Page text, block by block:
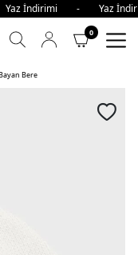
İndirimi -
0
Bere